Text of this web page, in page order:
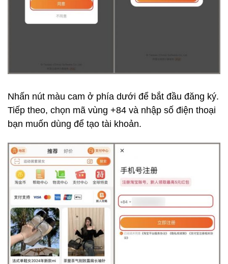
Nhấn nút màu cam ở phía dưới để bắt đầu đăng ký.
Tiếp theo, chọn mã vùng +84 và nhập số điện thoại
bạn muốn dùng để tạo tài khoản.